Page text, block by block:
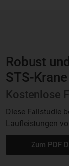
Robust
STS-
Kostenlose
Diese Fallstudie
Laufleistungen
Zum PDF